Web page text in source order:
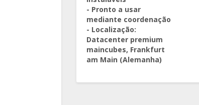
- Pronto a usar
mediante coordenação
- Localização:
Datacenter premium
maincubes, Frankfurt
am Main (Alemanha)